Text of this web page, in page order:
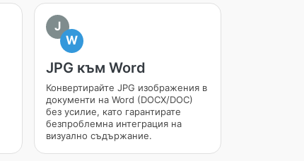
J
W
JPG към Word
Конвертирайте JPG изображения в
документи на Word (DOCX/DOC)
без усилие, като гарантирате
безпроблемна интеграция на
визуално съдържание.